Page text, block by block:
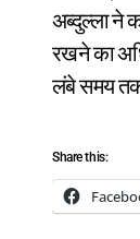
अब्दुल्ला ने
रखने का
लंबे समय तक
Share this: